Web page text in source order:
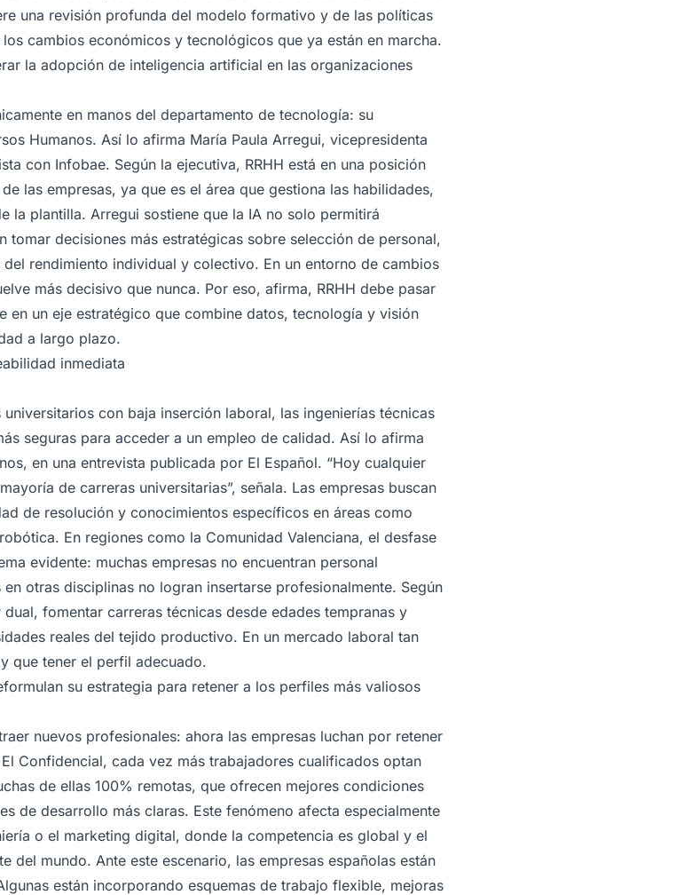
una revisión profunda del modelo formativo y de las políticas
cambios económicos y tecnológicos que ya están en marcha.
la adopción de inteligencia artificial en las organizaciones
en manos del departamento de tecnología: su
Humanos. Así lo afirma María Paula Arregui, vicepresidenta
con Infobae. Según la ejecutiva, RRHH está en una posición
las empresas, ya que es el área que gestiona las habilidades,
la plantilla. Arregui sostiene que la IA no solo permitirá
tomar decisiones más estratégicas sobre selección de personal,
rendimiento individual y colectivo. En un entorno de cambios
más decisivo que nunca. Por eso, afirma, RRHH debe pasar
en un eje estratégico que combine datos, tecnología y visión
a largo plazo.
inmediata
con baja inserción laboral, las ingenierías técnicas
seguras para acceder a un empleo de calidad. Así lo afirma
en una entrevista publicada por El Español. “Hoy cualquier
de carreras universitarias”, señala. Las empresas buscan
de resolución y conocimientos específicos en áreas como
En regiones como la Comunidad Valenciana, el desfase
evidente: muchas empresas no encuentran personal
otras disciplinas no logran insertarse profesionalmente. Según
fomentar carreras técnicas desde edades tempranas y
reales del tejido productivo. En un mercado laboral tan
que tener el perfil adecuado.
su estrategia para retener a los perfiles más valiosos
nuevos profesionales: ahora las empresas luchan por retener
El Confidencial, cada vez más trabajadores cualificados optan
de ellas 100% remotas, que ofrecen mejores condiciones
de desarrollo más claras. Este fenómeno afecta especialmente
o el marketing digital, donde la competencia es global y el
del mundo. Ante este escenario, las empresas españolas están
están incorporando esquemas de trabajo flexible, mejoras